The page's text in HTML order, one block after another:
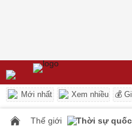
Mới nhất Xem nhiều 💰
Thế giới Thời sự